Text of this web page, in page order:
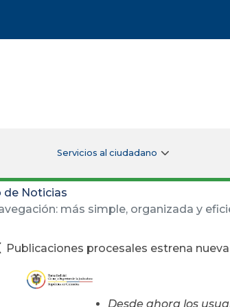
Servicios al ciudadano
de Noticias
más simple, organizada y
Publicaciones procesales estrena
Desde ahora los